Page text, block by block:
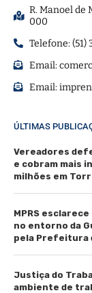
R. Manoel de
000
Telefone: (51)
Email:
Email:
ÚLTIMAS
Vereadores
e cobram mais
milhões em
MPRS
no entorno da
pela Prefeitura
Justiça do
ambiente de